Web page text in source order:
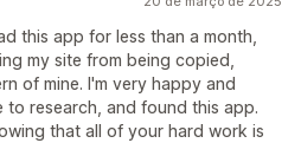
this app for less than a month,
my site from being copied,
of mine. I'm very happy and
research, and found this app.
that all of your hard work is